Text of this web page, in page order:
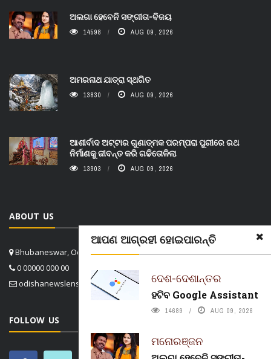
ଆପଣ ଆଗ୍ରହୀ ହୋଇପାରନ୍ତି
ଦେଶ-ଦେଶାନ୍ତର
ହଟିବ Google Assistant
14689 AUG 09, 2026
ମନୋରଞ୍ଜନ
ଅଲଗା ହେବେନି ସଙ୍ଗୀତା-ବିଜୟ
14598 AUG 09, 2026
ଅମରନାଥ ଯାତ୍ରା ସ୍ଥଗିତ
13830 AUG 09, 2026
ଆଶୀର୍ବାଦ ଅଟ୍ଟାର ଗୁଣାତ୍ମକ ପରମ୍ପରା ପୁରୀରେ ରଥ
ନିର୍ମାଣକୁ ଜୀବନ୍ତ କରି ଗଢିତୋଳିଲା
13903 AUG 09, 2026
ABOUT US
Bhubaneswar, Odisha, India
0 00000 000 00
odishanewslens@gmail.com
FOLLOW US